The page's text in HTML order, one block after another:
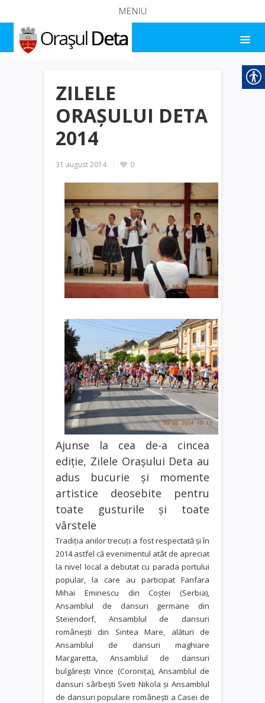
MENIU
ZILELE
ORAŞULUI DETA
2014
31 august 2014 0
Ajunse la cea de-a cincea
ediţie, Zilele Orașului Deta au
adus bucurie și momente
artistice deosebite pentru
toate gusturile și toate
vârstele
Tradiția anilor trecuți a fost respectată și în
2014 astfel că evenimentul atât de apreciat
la nivel local a debutat cu parada portului
popular, la care au participat Fanfara
Mihai Eminescu din Coştei (Serbia),
Ansamblul de dansuri germane din
Steiendorf, Ansamblul de dansuri
româneşti din Sintea Mare, alături de
Ansamblul de dansuri maghiare
Margaretta, Ansamblul de dansuri
bulgăreşti Vince (Coroniţa), Ansamblul de
dansuri sârbeşti Sveti Nikola şi Ansamblul
de dansuri populare româneşti a Casei de